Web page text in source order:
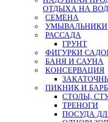
ОТДЫХА НА
СЕМЕНА
УМЫВАЛЬНИКИ
РАССАДА
ГРУНТ
ФИГУРКИ
БАНЯ И САУНА
КОНСЕРВАЦИЯ
ПИКНИК И
СТОЛЫ,
ТРЕНОГИ
ПОСУДА